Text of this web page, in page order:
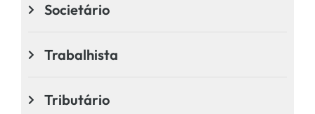
Societário
Trabalhista
Tributário